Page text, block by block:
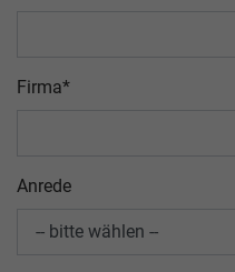
Firma*
Anrede